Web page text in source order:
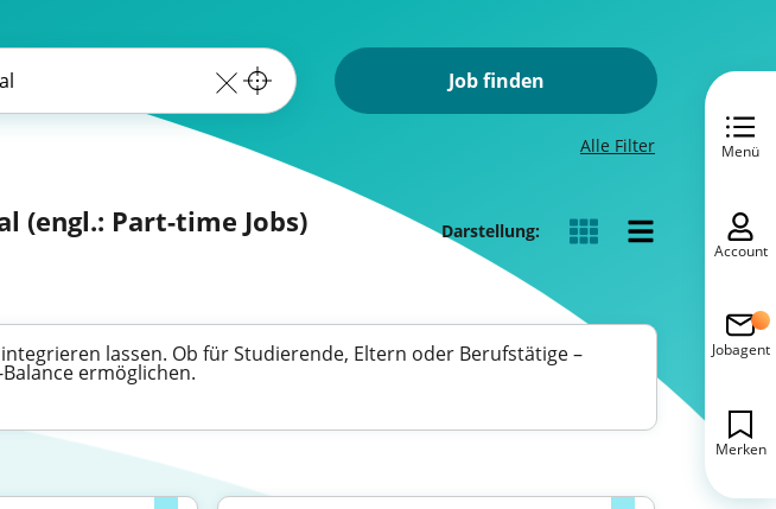
Job finden
Alle Filter
(engl.: Part-time Jobs) Darstellung:
lassen. Ob für Studierende, Eltern oder Berufstätige –
ermöglichen.
Menü
Account
Jobagent
Merken